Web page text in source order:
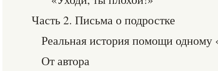
Часть 2. Письма о подростке
Реальная история помощи одному
От автора